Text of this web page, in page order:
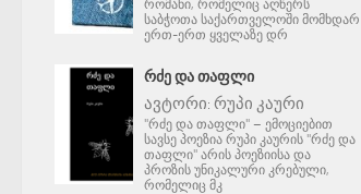
რომანი, რომელიც აღწერს
საბჭოთა საქართველოში მომხდარ
ერთ-ერთ ყველაზე დრ
ᲠᲫᲔ ᲓᲐ ᲗᲐᲤᲚᲘ
ავტორი: რუპი კაური
"რძე და თაფლი" – ემოციებით
სავსე პოეზია რუპი კაურის "რძე და
თაფლი" არის პოეზიისა და
პროზის უნიკალური კრებული,
რომელიც მკ